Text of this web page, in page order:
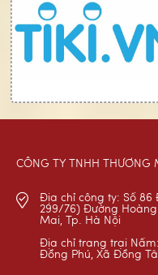
CÔNG TY TNHH THƯƠNG
Địa chỉ công ty: Số 86
299/76) Đường
Mai, Tp. Hà Nội
Địa chỉ trang trại
Đồng Phú, Xã Đồng